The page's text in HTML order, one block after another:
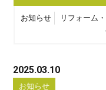
お知らせ リフォーム
2025.03.10
お知らせ